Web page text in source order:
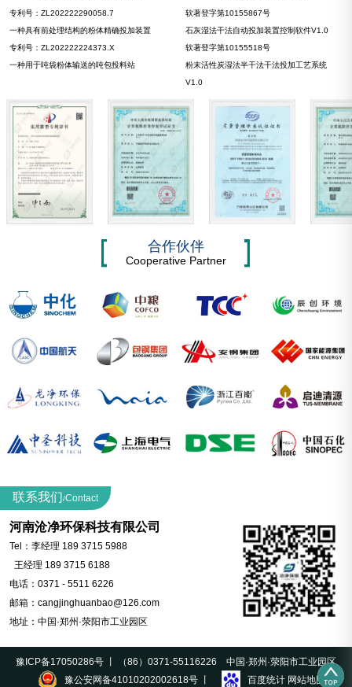
专利号：ZL202222290058.7
一种具有前处理结构的粉体精确投加装置
专利号：ZL202222224373.X
一种用于吨袋粉体输送的吨包投料站
软著登字第10155867号
石灰湿法干法自动投加装置控制软件V1.0
软著登字第10155518号
粉末活性炭湿法半干法干法投加工艺系统
V1.0
合作伙伴
Cooperative Partner
联系我们/Contact
河南沧净环保科技有限公司
Tel：李经理 189 3715 5988
王经理 189 3715 6188
电话：0371 - 5511 6226
邮箱：cangjinghuanbao@126.com
地址：中国·郑州·荥阳市工业园区
豫ICP备17050286号 丨 （86）0371-55116226 中国·郑州·荥阳市工业园区
豫公安网备41010202002618号 丨
百度统计 网站地图